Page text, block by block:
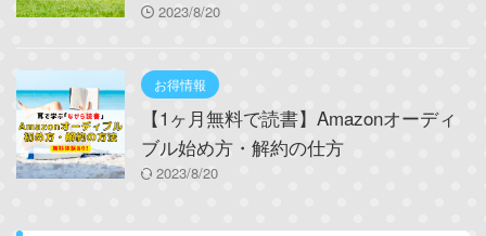
2023/8/20
お得情報
【1ヶ月無料で読書】Amazonオーディ
ブル始め方・解約の仕方
2023/8/20